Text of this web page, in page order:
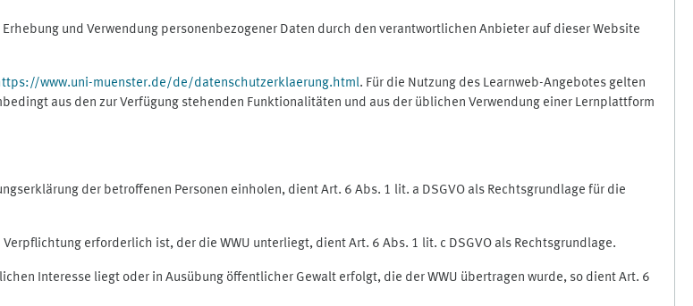
und Verwendung personenbezogener Daten durch den verantwortlichen Anbieter auf dieser Website
www.uni-muenster.de/de/datenschutzerklaerung.html. Für die Nutzung des Learnweb-Angebotes gelten
aus den zur Verfügung stehenden Funktionalitäten und aus der üblichen Verwendung einer Lernplattform
der betroffenen Personen einholen, dient Art. 6 Abs. 1 lit. a DSGVO als Rechtsgrundlage für die
erforderlich ist, der die WWU unterliegt, dient Art. 6 Abs. 1 lit. c DSGVO als Rechtsgrundlage.
Interesse liegt oder in Ausübung öffentlicher Gewalt erfolgt, die der WWU übertragen wurde, so dient Art. 6